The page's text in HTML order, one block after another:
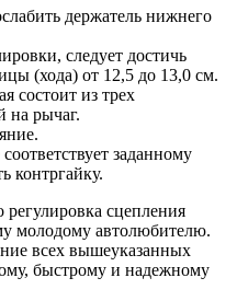
держатель нижнего
следует достичь
(хода) от 12,5 до 13,0 см.
состоит из трех
на рычаг.
заданному
контргайку.
сцепления
молодому автолюбителю.
всех вышеуказанных
быстрому и надежному